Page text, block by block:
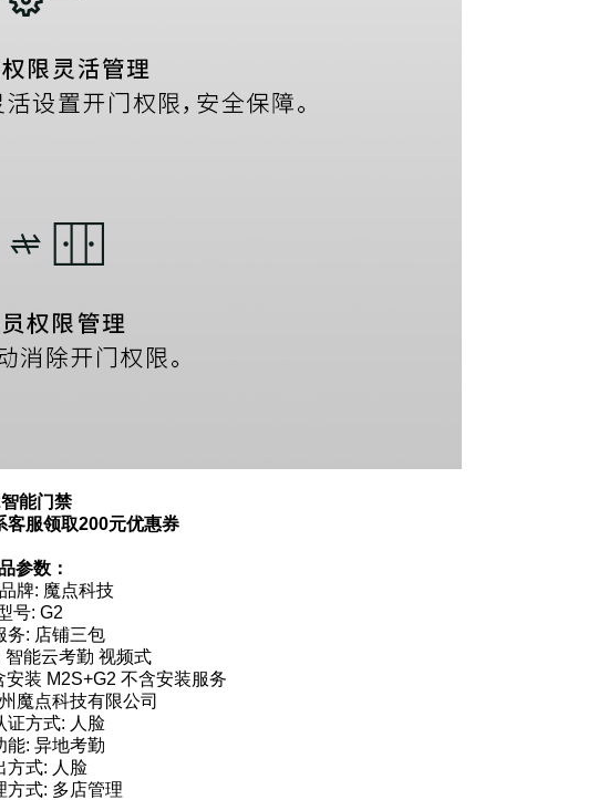
能门禁
服领取200元优惠券
参数：
牌: 魔点科技
号: G2
务: 店铺三包
智能云考勤 视频式
安装 M2S+G2 不含安装服务
魔点科技有限公司
证方式: 人脸
能: 异地考勤
方式: 人脸
方式: 多店管理